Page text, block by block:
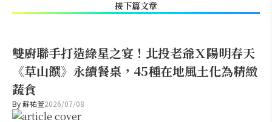
接下篇文章
雙廚聯手打造綠星之宴！北投老爺Ｘ陽明春天
《草山饌》永續餐桌，45種在地風土化為精緻
蔬食
By蘇祐萱2026/07/08